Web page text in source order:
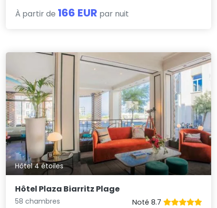
À partir de 166 EUR par nuit
Hôtel 4 étoiles
Hôtel Plaza Biarritz Plage
58 chambres
Noté 8.7